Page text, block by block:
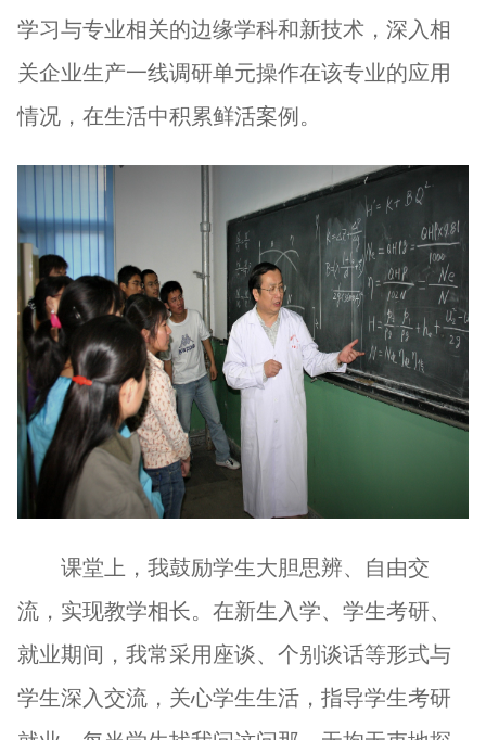
学习与专业相关的边缘学科和新技术，深入相
关企业生产一线调研单元操作在该专业的应用
情况，在生活中积累鲜活案例。
课堂上，我鼓励学生大胆思辨、自由交
流，实现教学相长。在新生入学、学生考研、
就业期间，我常采用座谈、个别谈话等形式与
学生深入交流，关心学生生活，指导学生考研